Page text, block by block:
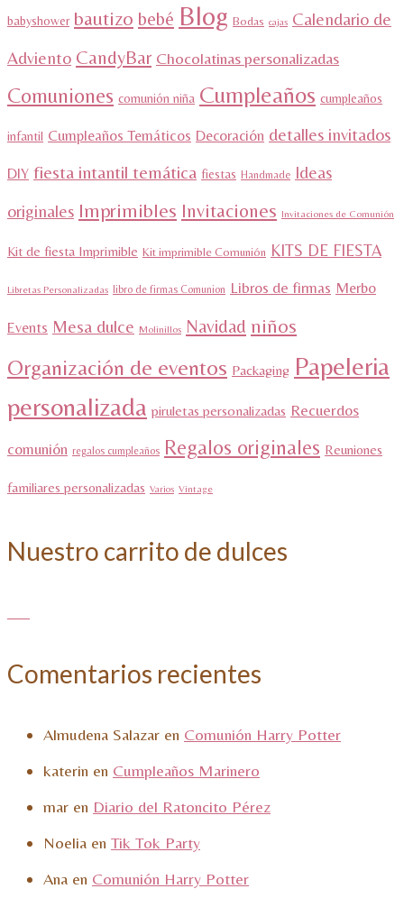
babyshower bautizo bebé Blog Bodas cajas Calendario de
Adviento CandyBar Chocolatinas personalizadas
Comuniones comunión niña Cumpleaños cumpleaños
infantil Cumpleaños Temáticos Decoración detalles invitados
DIY fiesta intantil temática fiestas Handmade Ideas
originales Imprimibles Invitaciones Invitaciones de Comunión
Kit de fiesta Imprimible Kit imprimible Comunión KITS DE FIESTA
Libretas Personalizadas libro de firmas Comunion Libros de firmas Merbo
Events Mesa dulce Molinillos Navidad niños
Organización de eventos Packaging Papeleria
personalizada piruletas personalizadas Recuerdos
comunión regalos cumpleaños Regalos originales Reuniones
familiares personalizadas Varios Vintage
Nuestro carrito de dulces
Comentarios recientes
Almudena Salazar en Comunión Harry Potter
katerin en Cumpleaños Marinero
mar en Diario del Ratoncito Pérez
Noelia en Tik Tok Party
Ana en Comunión Harry Potter